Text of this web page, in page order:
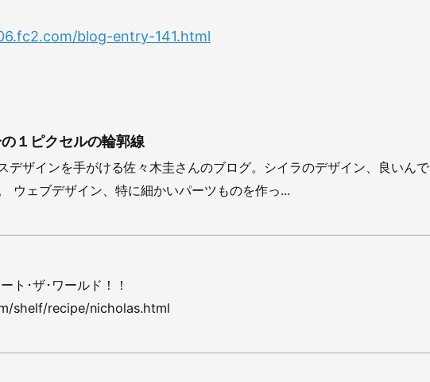
blog-entry-141.html
１ピクセルの輪郭線
デザインを手がける佐々木圭さんのブログ。シイラのデザイン、良いんで
ウェブデザイン、特に細かいパーツものを作っ...
ト･ザ･ワールド！！
shelf/recipe/nicholas.html